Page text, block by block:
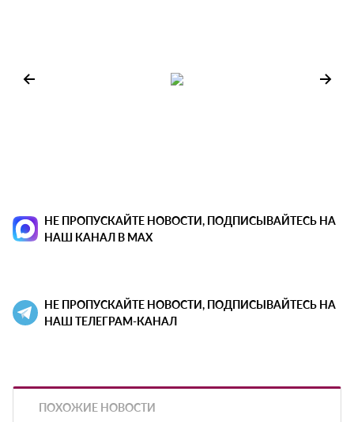
НЕ ПРОПУСКАЙТЕ НОВОСТИ, ПОДПИСЫВАЙТЕСЬ НА
НАШ КАНАЛ В MAX
НЕ ПРОПУСКАЙТЕ НОВОСТИ, ПОДПИСЫВАЙТЕСЬ НА
НАШ ТЕЛЕГРАМ-КАНАЛ
ПОХОЖИЕ НОВОСТИ